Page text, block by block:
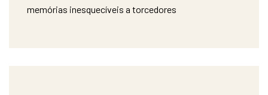
memórias inesquecíveis a torcedores